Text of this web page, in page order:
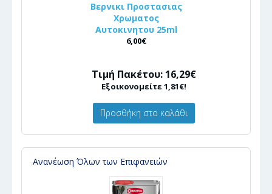
Βερνικι Προστασιας
Χρωματος
Αυτοκινητου 25ml
6,00€
Τιμή Πακέτου: 16,29€
Εξοικονομείτε 1,81€!
Προσθήκη στο καλάθι
Ανανέωση Όλων των Επιφανειών